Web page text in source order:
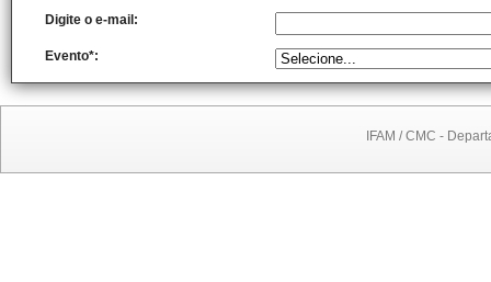
Digite o e-mail:
Evento*:
IFAM / CMC -